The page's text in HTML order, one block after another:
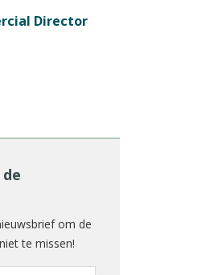
Director
om de
te missen!